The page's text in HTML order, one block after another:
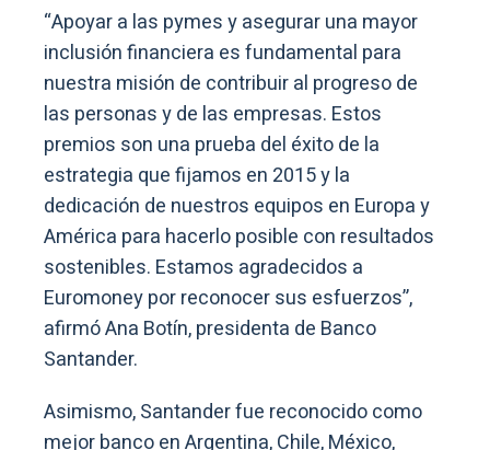
“Apoyar a las pymes y asegurar una mayor
inclusión financiera es fundamental para
nuestra misión de contribuir al progreso de
las personas y de las empresas. Estos
premios son una prueba del éxito de la
estrategia que fijamos en 2015 y la
dedicación de nuestros equipos en Europa y
América para hacerlo posible con resultados
sostenibles. Estamos agradecidos a
Euromoney por reconocer sus esfuerzos”,
afirmó Ana Botín, presidenta de Banco
Santander.
Asimismo, Santander fue reconocido como
mejor banco en Argentina, Chile, México,